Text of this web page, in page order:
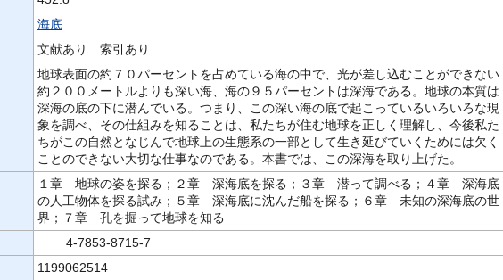
海底
文献あり 索引あり
地球表面の約７０パーセントを占めている海の中で、光が差し込むことができない
約２００メートルよりも深い海、海の９５パーセントは深海である。地球の本質は
深海の底の下に潜んでいる。つまり、この深い海の底で起こっているいろいろな現
象を調べ、その仕組みを知ることは、私たちが住む地球を正しく理解し、今後私た
ちがこの自然となじんで地球上の生態系の一部として生き延びていくためには欠く
ことのできない大切な仕事なのである。本書では、この深海を取り上げた。
１章 地球の姿を探る；２章 深海底を探る；３章 潜って調べる；４章 深海底
の人工物体を探る試み；５章 深海底に沈んだ船を探る；６章 未知の深海底の世
界；７章 孔を掘って地球を知る
4-7853-8715-7
1199062514